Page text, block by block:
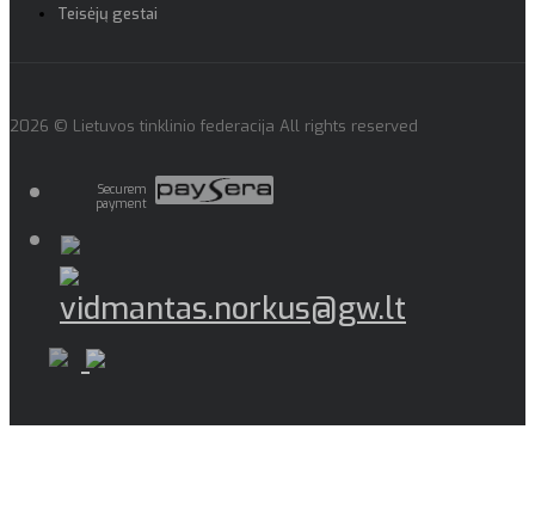
Teisėjų gestai
2026 © Lietuvos tinklinio federacija All rights reserved
Securem
payment